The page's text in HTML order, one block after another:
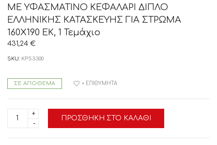
ΜΕ ΥΦΑΣΜΑΤΙΝΟ ΚΕΦΑΛΑΡΙ ΔΙΠΛΟ
ΕΛΛΗΝΙΚΗΣ ΚΑΤΑΣΚΕΥΗΣ ΓΙΑ ΣΤΡΩΜΑ
160Χ190 ΕΚ, 1 Τεμάχιο
431,24 €
SKU: KPS3300
ΣΕ ΑΠΌΘΕΜΑ
kps3300
KPS/
ΠΡΟΣΘΉΚΗ ΣΤΟ ΚΑΛΆΘΙ
+ ΕΠΙΘΥΜΗΤΆ